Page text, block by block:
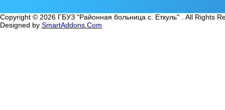
Copyright © 2026 ГБУЗ "Районная больница с. Еткуль" . All Rights
Designed by SmartAddons.Com